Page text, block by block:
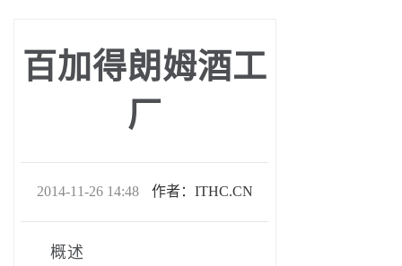
百加得朗姆酒工
厂
2014-11-26 14:48 作者：ITHC.CN
概述